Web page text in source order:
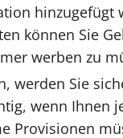
können Sie
werben zu
werden Sie
wenn Ihnen
Provisionen